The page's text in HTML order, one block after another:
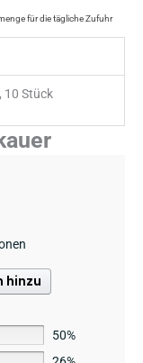
für die tägliche Zufuhr
10 Stück
hinzu
50%